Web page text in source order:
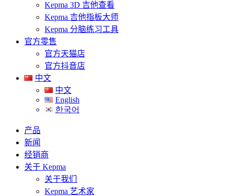
Kepma 3D 吉他查看
Kepma 吉他指板大师
Kepma 分脑练习工具
官方零售
官方天猫店
官方抖音店
中文
中文
English
한국어
产品
新闻
经销商
关于 Kepma
关于我们
Kepma 艺术家